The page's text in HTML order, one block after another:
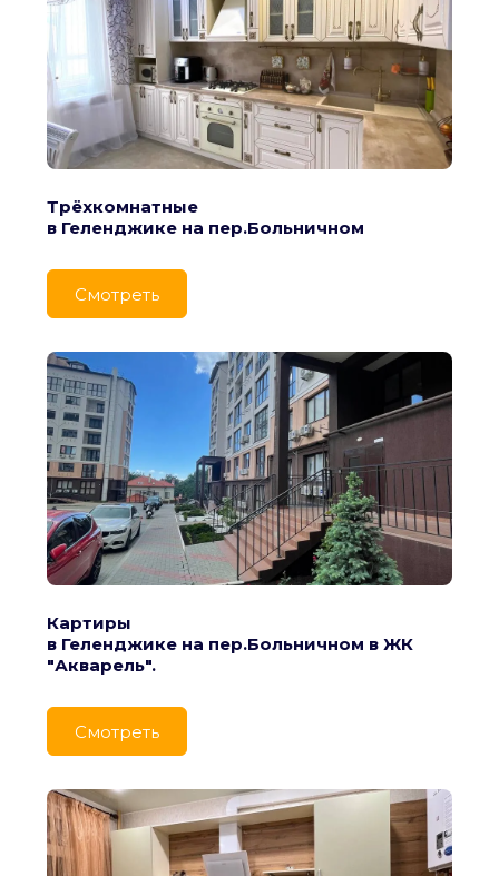
Трёхкомнатные
в Геленджике на пер.Больничном
Cмотреть
Картиры
в Геленджике на пер.Больничном в ЖК
"Акварель".
Cмотреть